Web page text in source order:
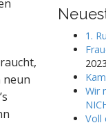
neun
c
1.
2023
Wir
Voll